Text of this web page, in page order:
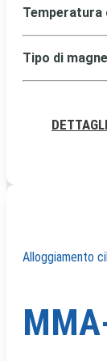
Temperatura
Tipo di
Alloggiamento